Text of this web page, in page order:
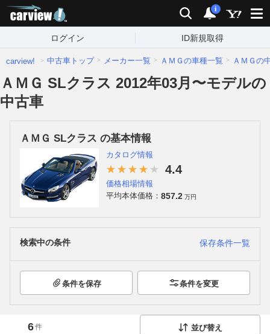
検索 通知
i
ログイン ID新規取得
carview! 中古車トップ メーカー一覧 ＡＭＧの車種一覧 ＡＭＧの
ＡＭＧ SLクラス 2012年03月〜モデルの
中古車
ＡＭＧ SLクラス の基本情報
カタログ情報
4.4
価格相場情報
平均本体価格： 857.2 万円
検索中の条件 保存条件一覧
条件を保存 条件を変更
6件 並び替え